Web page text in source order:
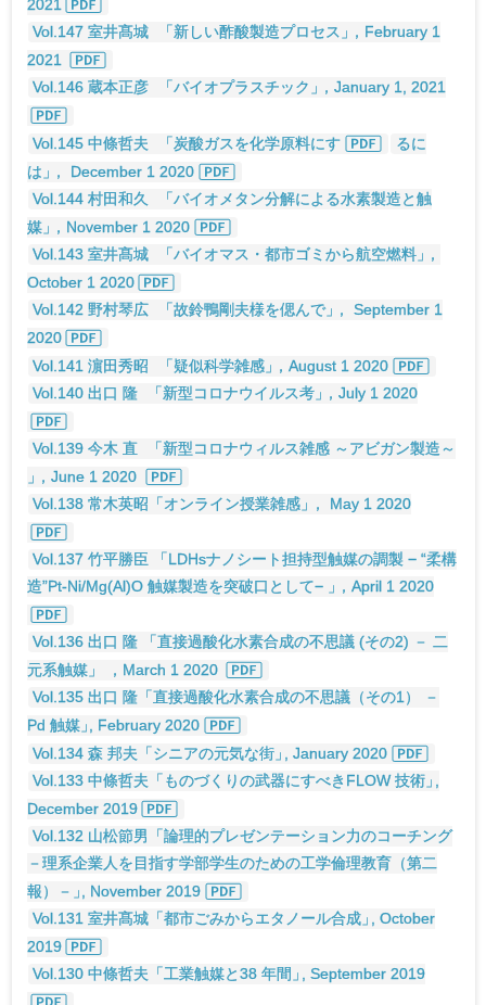
2021
Vol.147 室井髙城
「新しい酢酸製造プロセス 」 ，February 1
2021
Vol.146 蔵本正彦
「バイオプラスチック 」 ，January 1, 2021
Vol.145 中條哲夫 「炭酸ガスを化学原料にす
るに
は 」 ， December 1 2020
Vol.144 村田和久
「バイオメタン分解による水素製造と触
媒」 ，November 1 2020
Vol.143 室井髙城
「バイオマス・都市ゴミから航空燃料」 ，
October 1 2020
Vol.142 野村琴広
「故鈴鴨剛夫様を偲んで」 ， September 1
2020
Vol.141 濵田秀昭
「疑似科学雑感」 ，August 1 2020
Vol.140 出口 隆
「新型コロナウイルス考」 ，July 1 2020
Vol.139 今木 直
「新型コロナウィルス雑感 ～アビガン製造～
」 ，June 1 2020
Vol.138 常木英昭「オンライン授業雑感 」 ， May 1 2020
Vol.137 竹平勝臣 「LDHsナノシート担持型触媒の調製 − “柔構
造”Pt-Ni/Mg(Al)O 触媒製造を突破口として− 」 ，April 1 2020
Vol.136 出口 隆 「直接過酸化水素合成の不思議 (その2) － 二
元系触媒」 ，March 1 2020
Vol.135 出口 隆「直接過酸化水素合成の不思議（その1） －
Pd 触媒」, February 2020
Vol.134 森 邦夫「シニアの元気な街 」 , January 2020
Vol.133 中條哲夫「ものづくりの武器にすべきFLOW 技術 」 ,
December 2019
Vol.132 山松節男「論理的プレゼンテーション力のコーチング
－理系企業人を目指す学部学生のための工学倫理教育（第二
報）－ 」, November 2019
Vol.131 室井髙城「都市ごみからエタノール合成 」 , October
2019
Vol.130 中條哲夫「工業触媒と38 年間 」 , September 2019